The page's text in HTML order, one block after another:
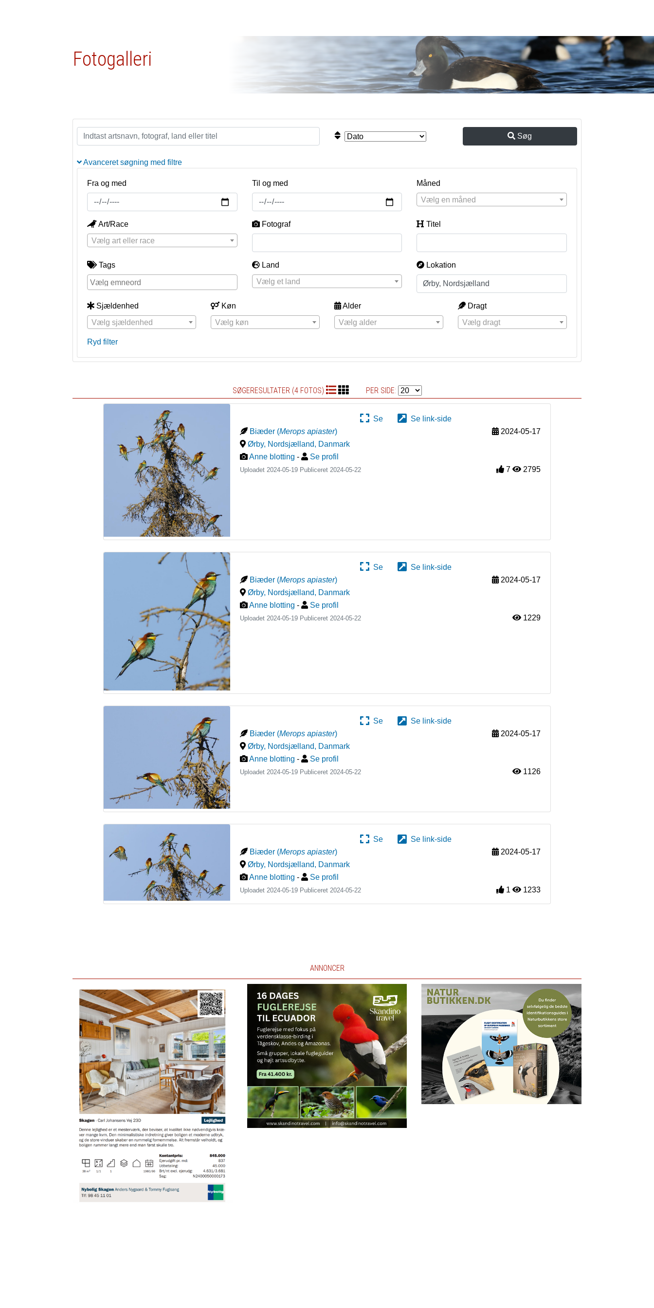
Fotogalleri
Søg
Avanceret søgning med filtre
Fra og med Til og med
Måned
Vælg en måned
Art/Race
Vælg art eller race
Fotograf Titel
Tags
Land
Vælg et land
Lokation
Sjældenhed
Vælg sjældenhed
Køn
Vælg køn
Alder
Vælg alder
Dragt
Vælg dragt
Ryd filter
SØGERESULTATER (4 FOTOS) PER SIDE:
Se
Se link-side
Biæder (Merops apiaster)
2024-05-17
Ørby, Nordsjælland, Danmark
Anne blotting - Se profil
Uploadet 2024-05-19 Publiceret2024-05-22 7 2795
Se
Se link-side
Biæder (Merops apiaster)
2024-05-17
Ørby, Nordsjælland, Danmark
Anne blotting - Se profil
Uploadet 2024-05-19 Publiceret 2024-05-22 1229
Se
Se link-side
Biæder (Merops apiaster)
2024-05-17
Ørby, Nordsjælland, Danmark
Anne blotting - Se profil
Uploadet 2024-05-19 Publiceret2024-05-22 1126
Se
Se link-side
Biæder (Merops apiaster)
2024-05-17
Ørby, Nordsjælland, Danmark
Anne blotting - Se profil
Uploadet 2024-05-19 Publiceret2024-05-22 1 1233
ANNONCER